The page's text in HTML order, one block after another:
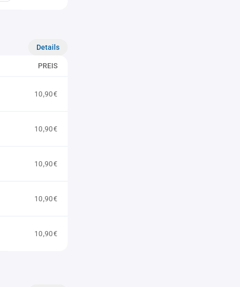
Details
PREIS
10,90€
10,90€
10,90€
10,90€
10,90€